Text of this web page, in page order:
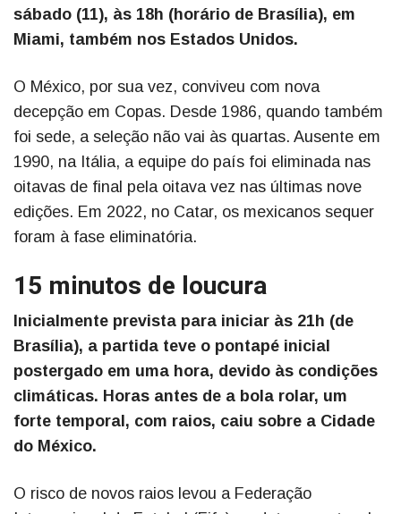
sábado (11), às 18h (horário de Brasília), em
Miami, também nos Estados Unidos.
O México, por sua vez, conviveu com nova
decepção em Copas. Desde 1986, quando também
foi sede, a seleção não vai às quartas. Ausente em
1990, na Itália, a equipe do país foi eliminada nas
oitavas de final pela oitava vez nas últimas nove
edições. Em 2022, no Catar, os mexicanos sequer
foram à fase eliminatória.
15 minutos de loucura
Inicialmente prevista para iniciar às 21h (de
Brasília), a partida teve o pontapé inicial
postergado em uma hora, devido às condições
climáticas. Horas antes de a bola rolar, um
forte temporal, com raios, caiu sobre a Cidade
do México.
O risco de novos raios levou a Federação